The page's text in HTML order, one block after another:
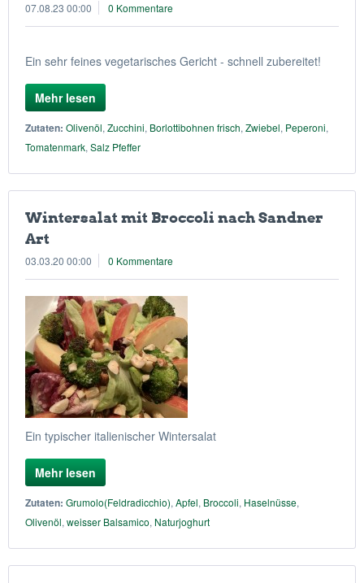
07.08.23 00:00 0 Kommentare
Ein sehr feines vegetarisches Gericht - schnell zubereitet!
Mehr lesen
Zutaten: Olivenöl, Zucchini, Borlottibohnen frisch, Zwiebel, Peperoni,
Tomatenmark, Salz Pfeffer
Wintersalat mit Broccoli nach Sandner
Art
03.03.20 00:00 0 Kommentare
Ein typischer italienischer Wintersalat
Mehr lesen
Zutaten: Grumolo(Feldradicchio), Apfel, Broccoli, Haselnüsse,
Olivenöl, weisser Balsamico, Naturjoghurt